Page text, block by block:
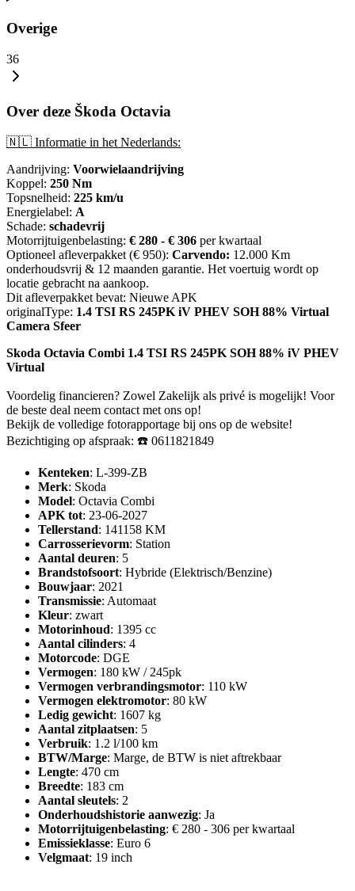
Overige
36
Over deze Škoda Octavia
🇳🇱 Informatie in het Nederlands:
Aandrijving: Voorwielaandrijving
Koppel: 250 Nm
Topsnelheid: 225 km/u
Energielabel: A
Schade: schadevrij
Motorrijtuigenbelasting: € 280 - € 306 per kwartaal
Optioneel afleverpakket (€ 950): Carvendo: 12.000 Km
onderhoudsvrij & 12 maanden garantie. Het voertuig wordt op
locatie gebracht na aankoop.
Dit afleverpakket bevat: Nieuwe APK
originalType: 1.4 TSI RS 245PK iV PHEV SOH 88% Virtual
Camera Sfeer
Skoda Octavia Combi 1.4 TSI RS 245PK SOH 88% iV PHEV
Virtual
Voordelig financieren? Zowel Zakelijk als privé is mogelijk! Voor
de beste deal neem contact met ons op!
Bekijk de volledige fotorapportage bij ons op de website!
Bezichtiging op afspraak: ☎️ 0611821849
Kenteken: L-399-ZB
Merk: Skoda
Model: Octavia Combi
APK tot: 23-06-2027
Tellerstand: 141158 KM
Carrosserievorm: Station
Aantal deuren: 5
Brandstofsoort: Hybride (Elektrisch/Benzine)
Bouwjaar: 2021
Transmissie: Automaat
Kleur: zwart
Motorinhoud: 1395 cc
Aantal cilinders: 4
Motorcode: DGE
Vermogen: 180 kW / 245pk
Vermogen verbrandingsmotor: 110 kW
Vermogen elektromotor: 80 kW
Ledig gewicht: 1607 kg
Aantal zitplaatsen: 5
Verbruik: 1.2 l/100 km
BTW/Marge: Marge, de BTW is niet aftrekbaar
Lengte: 470 cm
Breedte: 183 cm
Aantal sleutels: 2
Onderhoudshistorie aanwezig: Ja
Motorrijtuigenbelasting: € 280 - 306 per kwartaal
Emissieklasse: Euro 6
Velgmaat: 19 inch